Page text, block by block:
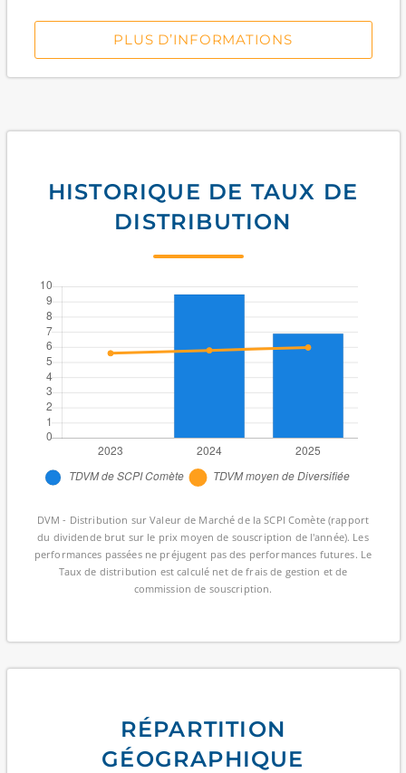
PLUS D’INFORMATIONS
HISTORIQUE DE TAUX DE
DISTRIBUTION
DVM - Distribution sur Valeur de Marché de la SCPI Comète (rapport
du dividende brut sur le prix moyen de souscription de l'année). Les
performances passées ne préjugent pas des performances futures. Le
Taux de distribution est calculé net de frais de gestion et de
commission de souscription.
RÉPARTITION
GÉOGRAPHIQUE